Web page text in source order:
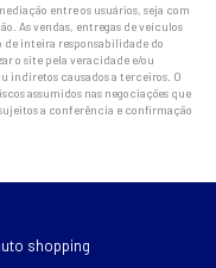
entre os usuários, seja com
As vendas, entregas de veículos
de inteira responsabilidade do
o site pela veracidade e/ou
indiretos causados a terceiros. O
assumidos nas negociações que
a conferência e confirmação
shopping